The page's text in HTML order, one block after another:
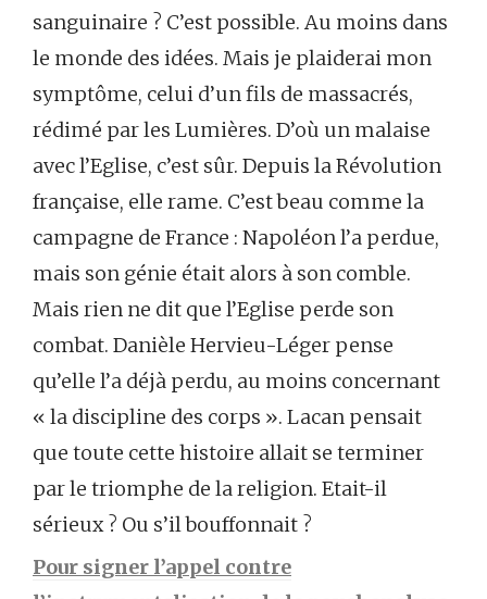
sanguinaire ? C’est possible. Au moins dans
le monde des idées. Mais je plaiderai mon
symptôme, celui d’un fils de massacrés,
rédimé par les Lumières. D’où un malaise
avec l’Eglise, c’est sûr. Depuis la Révolution
française, elle rame. C’est beau comme la
campagne de France : Napoléon l’a perdue,
mais son génie était alors à son comble.
Mais rien ne dit que l’Eglise perde son
combat. Danièle Hervieu-Léger pense
qu’elle l’a déjà perdu, au moins concernant
« la discipline des corps ». Lacan pensait
que toute cette histoire allait se terminer
par le triomphe de la religion. Etait-il
sérieux ? Ou s’il bouffonnait ?
Pour signer l’appel contre